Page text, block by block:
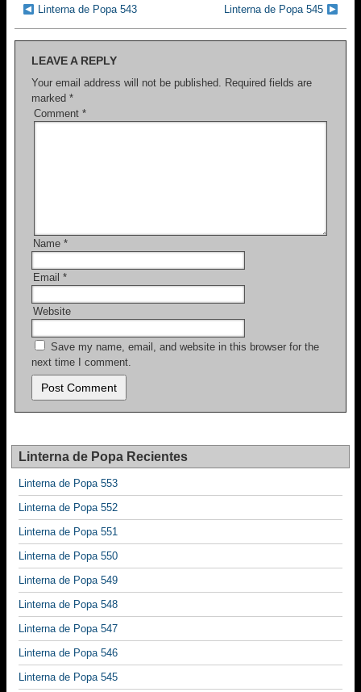
o
o
k
Linterna de Popa 543 Linterna de Popa 545
LEAVE A REPLY
Your email address will not be published. Required fields are
marked *
Comment *
Name *
Email *
Website
Save my name, email, and website in this browser for the
next time I comment.
Linterna de Popa Recientes
Linterna de Popa 553
Linterna de Popa 552
Linterna de Popa 551
Linterna de Popa 550
Linterna de Popa 549
Linterna de Popa 548
Linterna de Popa 547
Linterna de Popa 546
Linterna de Popa 545